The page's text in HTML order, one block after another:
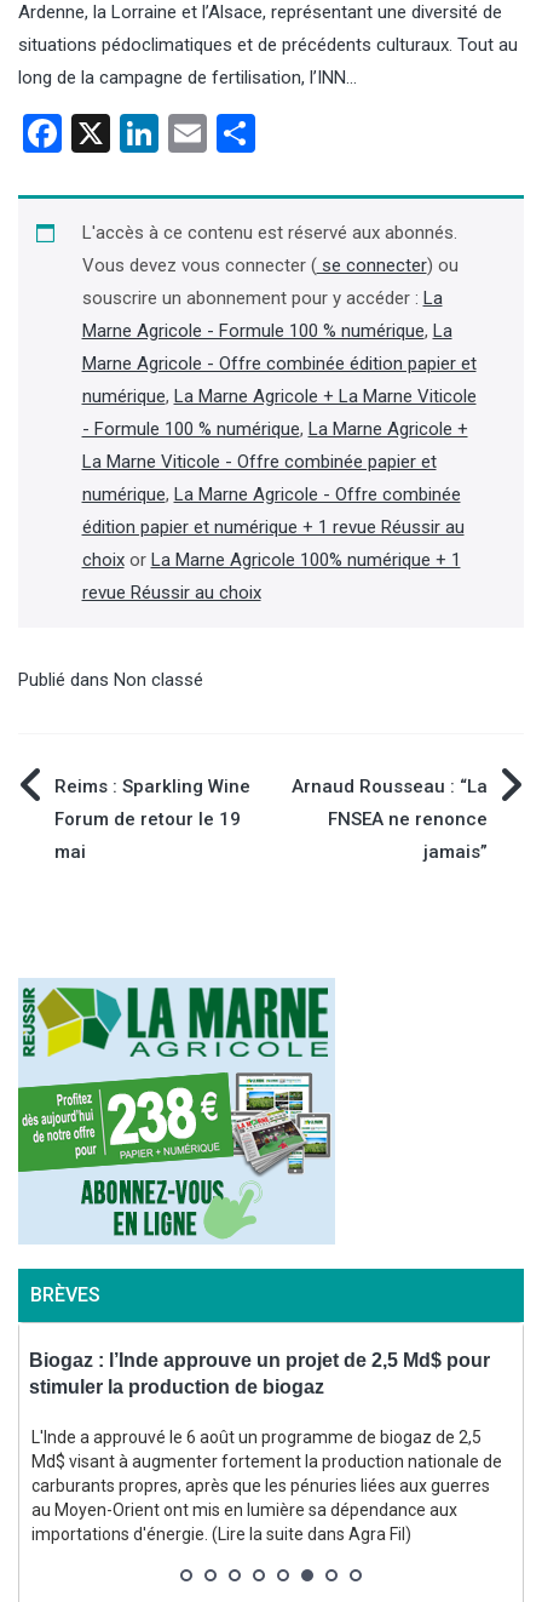
Ardenne, la Lorraine et l’Alsace, représentant une diversité de
situations pédoclimatiques et de précédents culturaux. Tout au
long de la campagne de fertilisation, l’INN…
Facebook
X LinkedIn
Email
L'accès à ce contenu est réservé aux abonnés.
Vous devez vous connecter (se connecter) ou
souscrire un abonnement pour y accéder : La
Marne Agricole - Formule 100 % numérique, La
Marne Agricole - Offre combinée édition papier et
numérique, La Marne Agricole + La Marne Viticole
- Formule 100 % numérique, La Marne Agricole +
La Marne Viticole - Offre combinée papier et
numérique, La Marne Agricole - Offre combinée
édition papier et numérique + 1 revue Réussir au
choixor La Marne Agricole 100% numérique + 1
revue Réussir au choix
Publié dans Non classé
Navigation
de
Reims : Sparkling Wine
Forum de retour le 19
mai
Arnaud Rousseau : “La
FNSEA ne renonce
jamais”
BRÈVES
Biogaz : l’Inde approuve un projet de 2,5 Md$ pour
stimuler la production de biogaz
L'Inde a approuvé le 6 août un programme de biogaz de 2,5
Md$ visant à augmenter fortement la production nationale de
carburants propres, après que les pénuries liées aux guerres
au Moyen-Orient ont mis en lumière sa dépendance aux
importations d'énergie. (Lire la suite dans Agra Fil)